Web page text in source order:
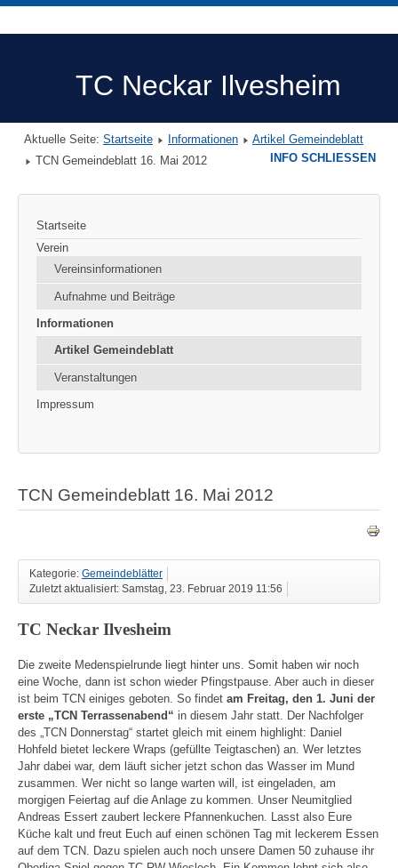
TC Neckar Ilvesheim
Aktuelle Seite: Startseite Informationen
Artikel Gemeindeblatt
TCN Gemeindeblatt 16. Mai 2012
Startseite
Verein
Vereinsinformationen
Aufnahme und Beiträge
Informationen
Artikel Gemeindeblatt
Veranstaltungen
Impressum
TCN Gemeindeblatt 16. Mai 2012
Kategorie: Gemeindeblätter
Zuletzt aktualisiert: Samstag, 23. Februar 2019 11:56
TC Neckar Ilvesheim
Die zweite Medenspielrunde liegt hinter uns. Somit haben wir noch
eine Woche, dann ist schon wieder Pfingstpause. Aber auch in dieser
ist beim TCN einiges geboten. So findet am Freitag, den 1. Juni der
erste „TCN Terrassenabend“ in diesem Jahr statt. Der Nachfolger
des „TCN Donnerstag“ startet gleich mit einem highlight: Daniel
Hohfeld bietet leckere Wraps (gefüllte Teigtaschen) an. Wer letztes
Jahr dabei war, dem läuft sicher jetzt schon das Wasser im Mund
zusammen. Wer nicht so lange warten will, ist eingeladen, am
morgigen Feiertag auf die Anlage zu kommen. Unser Neumitglied
Andreas Essert zaubert leckere Pfannenkuchen. Lasst also Eure
Küche kalt und freut Euch auf einen schönen Tag mit leckerem Essen
auf dem TCN. Dazu spielen auch noch unsere Damen 50 zuhause ihr
INFO SCHLIESSEN